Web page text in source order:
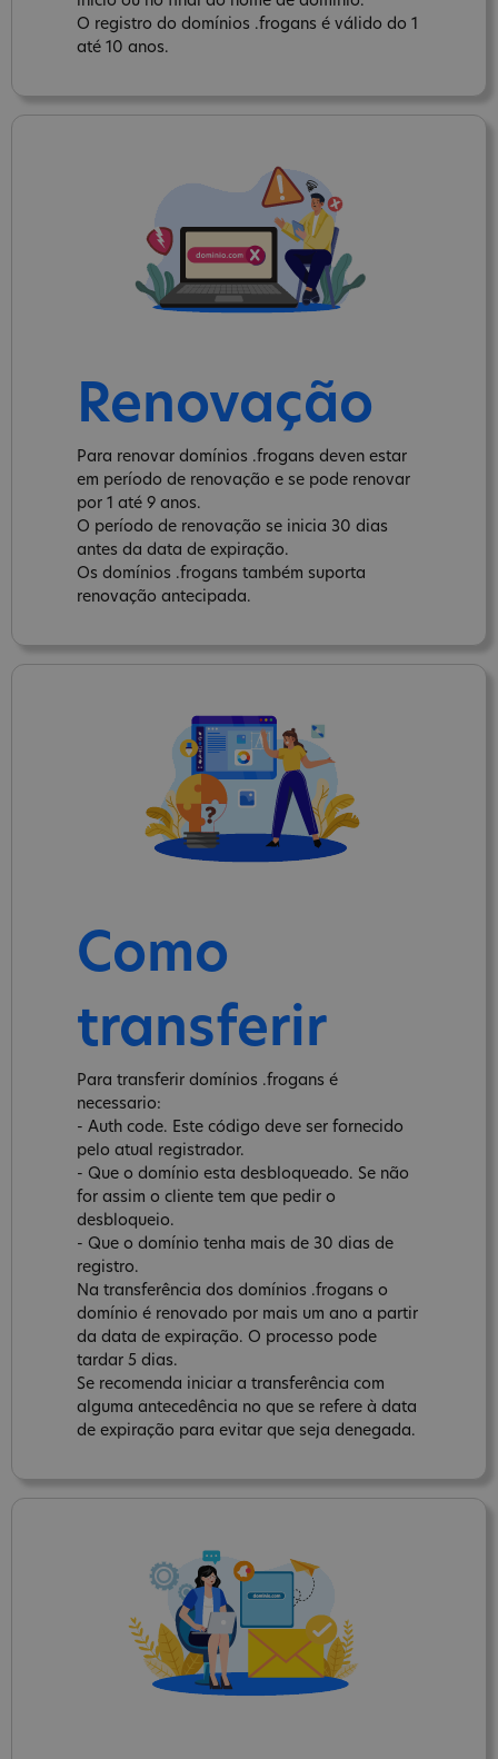
O registro do domínios .frogans é válido do 1
até 10 anos.
Renovação
Para renovar domínios .frogans deven estar
em período de renovação e se pode renovar
por 1 até 9 anos.
O período de renovação se inicia 30 dias
antes da data de expiração.
Os domínios .frogans também suporta
renovação antecipada.
Como
transferir
Para transferir domínios .frogans é
necessario:
- Auth code. Este código deve ser fornecido
pelo atual registrador.
- Que o domínio esta desbloqueado. Se não
for assim o cliente tem que pedir o
desbloqueio.
- Que o domínio tenha mais de 30 dias de
registro.
Na transferência dos domínios .frogans o
domínio é renovado por mais um ano a partir
da data de expiração. O processo pode
tardar 5 dias.
Se recomenda iniciar a transferência com
alguma antecedência no que se refere à data
de expiração para evitar que seja denegada.